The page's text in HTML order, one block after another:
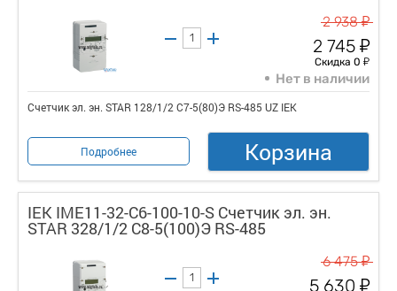
2 938у
2 745 у
Скидка 0 у
Нет в наличии
Счетчик эл. эн. STAR 128/1/2 С7-5(80)Э RS-485 UZ IEK
Подробнее Корзина
IEK IME11-32-C6-100-10-S Счетчик эл. эн.
STAR 328/1/2 С8-5(100)Э RS-485
6 475у
5 630 у